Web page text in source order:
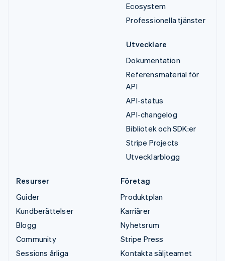
Ecosystem
Professionella tjänster
Utvecklare
Dokumentation
Referensmaterial för
API
API-status
API-changelog
Bibliotek och SDK:er
Stripe Projects
Utvecklarblogg
Resurser
Guider
Kundberättelser
Blogg
Community
Sessions årliga
Företag
Produktplan
Karriärer
Nyhetsrum
Stripe Press
Kontakta säljteamet